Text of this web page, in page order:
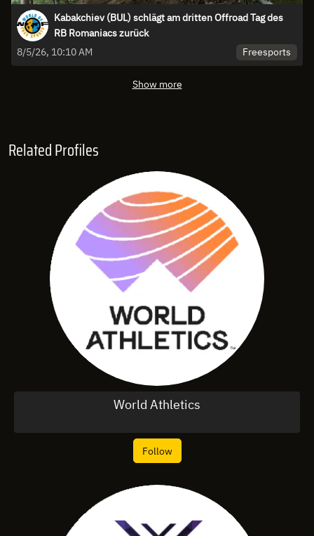
Kabakchiev (BUL) schlägt am dritten Offroad Tag des
RB Romaniacs zurück
8/5/26, 10:10 AM
Freesports
Show more
Related Profiles
World Athletics
Follow